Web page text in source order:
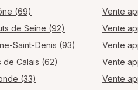
(69)
de Seine (92)
Saint-Denis (93)
de Calais (62)
(33)
Vente
Vente
Vente
Vente
Vente